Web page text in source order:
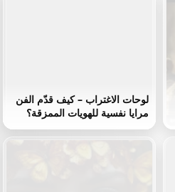
لوحات الاغتراب – كيف قدّم الفن
مرايا نفسية للهويات الممزقة؟